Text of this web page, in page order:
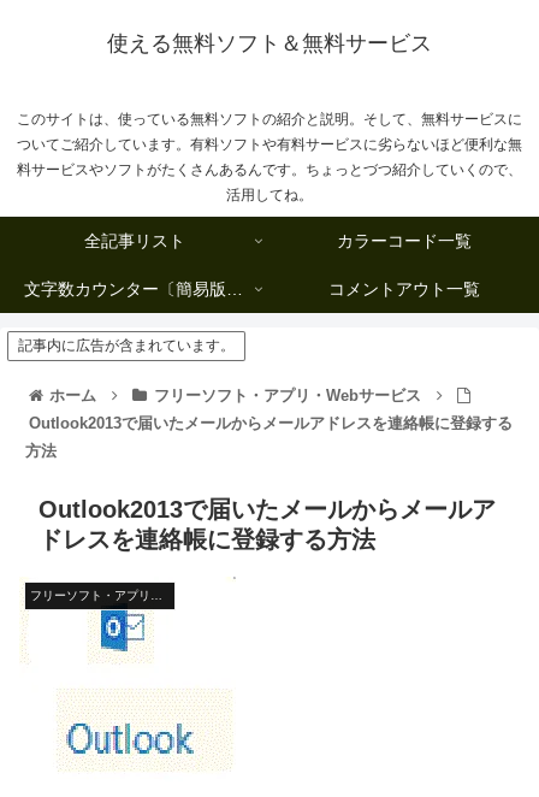
使える無料ソフト＆無料サービス
このサイトは、使っている無料ソフトの紹介と説明。そして、無料サービスに
ついてご紹介しています。有料ソフトや有料サービスに劣らないほど便利な無
料サービスやソフトがたくさんあるんです。ちょっとづつ紹介していくので、
活用してね。
全記事リスト カラーコード一覧
文字数カウンター〔簡易版複数行タイプ〕 コメントアウト一覧
記事内に広告が含まれています。
ホーム
フリーソフト・アプリ・Webサービス
Outlook2013で届いたメールからメールアドレスを連絡帳に登録する
方法
Outlook2013で届いたメールからメールア
ドレスを連絡帳に登録する方法
フリーソフト・アプリ・Webサービス